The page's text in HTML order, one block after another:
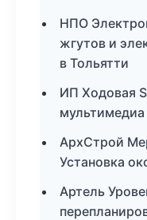
НПО
жгутов и
в Тольятти
ИП Ходовая
АрхСтрой
Установка
Артель